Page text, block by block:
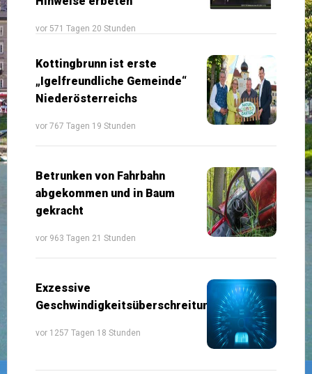
vor 571 Tagen 20 Stunden
Kottingbrunn ist erste
„Igelfreundliche Gemeinde“
Niederösterreichs
vor 767 Tagen 19 Stunden
Betrunken von Fahrbahn
abgekommen und in Baum
gekracht
vor 963 Tagen 21 Stunden
Exzessive
Geschwindigkeitsüberschreitung
vor 1257 Tagen 18 Stunden